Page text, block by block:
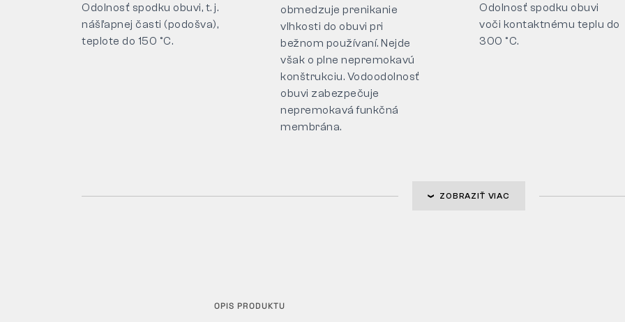
Odolnosť spodku obuvi, t. j.
nášľapnej časti (podošva),
teplote do 150 °C.
obmedzuje prenikanie
vlhkosti do obuvi pri
bežnom používaní. Nejde
však o plne nepremokavú
konštrukciu. Vodoodolnosť
obuvi zabezpečuje
nepremokavá funkčná
membrána.
Odolnosť spodku obuvi
voči kontaktnému teplu do
300 °C.
ZOBRAZIŤ VIAC
OPIS PRODUKTU